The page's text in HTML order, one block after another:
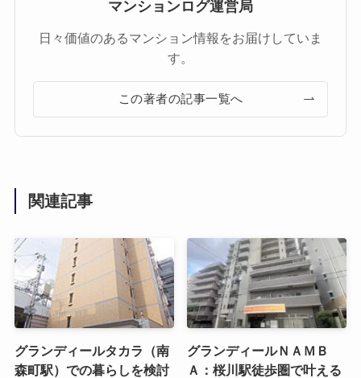
マンションログ運営局
日々価値のあるマンション情報をお届けしていま
す。
この著者の記事一覧へ
関連記事
グランディールタカラ（南
森町駅）での暮らしを検討
グランディールＮＡＭＢ
Ａ：桜川駅徒歩圏で叶える